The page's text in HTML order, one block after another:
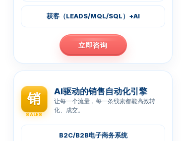
获客（LEADS/MQL/SQL）+AI
立即咨询
销
SALES
AI驱动的销售自动化引擎
让每一个流量，每一条线索都能高效转
化、成交。
B2C/B2B电子商务系统